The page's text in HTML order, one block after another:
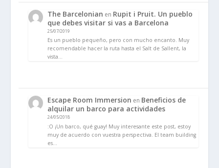
The Barcelonian en Rupit i Pruit. Un pueblo
que debes visitar si vas a Barcelona
25/07/2019
Es un pueblo pequeño, pero con mucho encanto. Muy
recomendable hacer la ruta hasta el Salt de Sallent, la
vista…
Escape Room Immersion en Beneficios de
alquilar un barco para actividades
24/05/2018
:O ¡Un barco, qué guay! Muy interesante este post, estoy
muy de acuerdo con vuestra perspectiva. El team building
es…